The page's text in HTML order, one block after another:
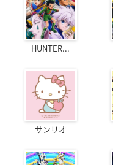
HUNTER...
サンリオ